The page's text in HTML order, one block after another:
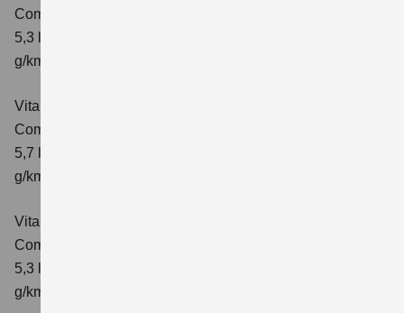
Comfort
5,3 l/100km; kombinierter Wert der CO₂-Emission: 119
g/km; CO₂-Klasse: D
Vitara 1.4 BOOSTERJET HYBRID AT
Comfort
5,7 l/100 km; kombinierter Wert der CO₂-Emission: 129
g/km; CO₂-Klasse: D
Vitara 1.4 BOOSTERJET HYBRID
Comfort+
5,3 l/100km; kombinierter Wert der CO₂-Emission: 120
g/km; CO₂-Klasse: D